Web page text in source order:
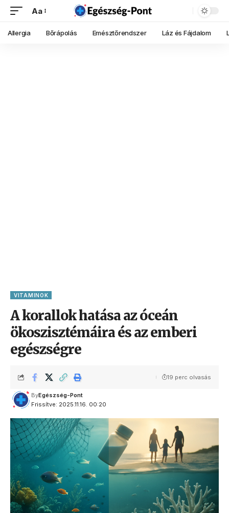
Aa
Allergia Bőrápolás Emésztőrendszer Láz és Fájdalom
VITAMINOK
A korallok hatása az óceán
ökoszisztémáira és az emberi
egészségre
Frissítve: 2025.11.16. 00:20
ByEgészség-Pont
19 perc olvasás